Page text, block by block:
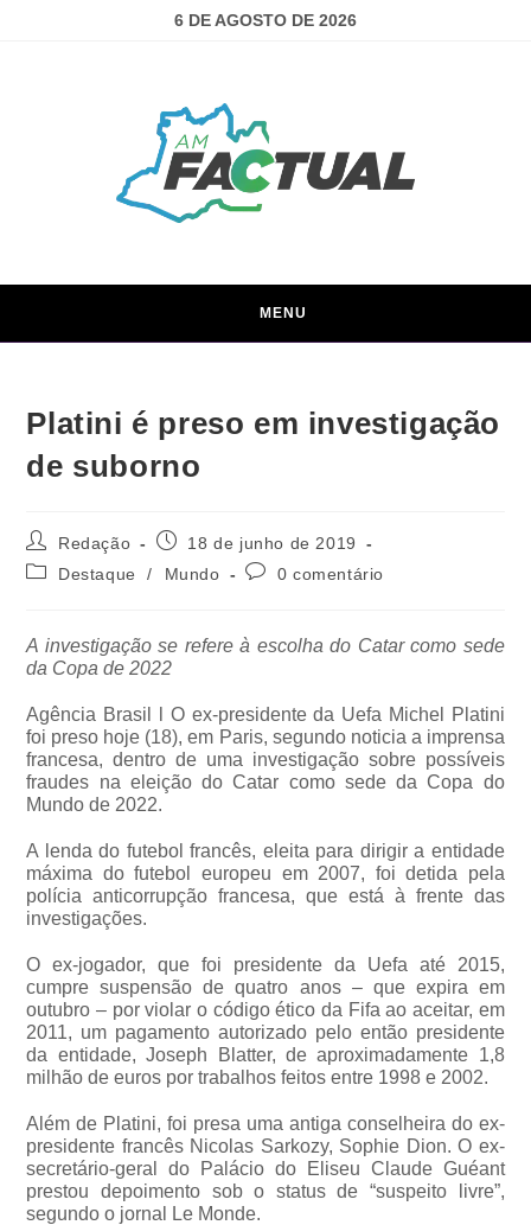
6 DE AGOSTO DE 2026
MENU
Platini é preso em investigação
de suborno
Redação
18 de junho de 2019
Destaque
/ Mundo 0 comentário
A investigação se refere à escolha do Catar como sede
da Copa de 2022
Agência Brasil l O ex-presidente da Uefa Michel Platini
foi preso hoje (18), em Paris, segundo noticia a imprensa
francesa, dentro de uma investigação sobre possíveis
fraudes na eleição do Catar como sede da Copa do
Mundo de 2022.
A lenda do futebol francês, eleita para dirigir a entidade
máxima do futebol europeu em 2007, foi detida pela
polícia anticorrupção francesa, que está à frente das
investigações.
O ex-jogador, que foi presidente da Uefa até 2015,
cumpre suspensão de quatro anos – que expira em
outubro – por violar o código ético da Fifa ao aceitar, em
2011, um pagamento autorizado pelo então presidente
da entidade, Joseph Blatter, de aproximadamente 1,8
milhão de euros por trabalhos feitos entre 1998 e 2002.
Além de Platini, foi presa uma antiga conselheira do ex-
presidente francês Nicolas Sarkozy, Sophie Dion. O ex-
secretário-geral do Palácio do Eliseu Claude Guéant
prestou depoimento sob o status de “suspeito livre”,
segundo o jornal Le Monde.